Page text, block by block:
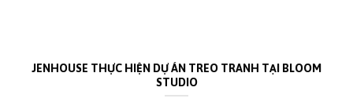
JENHOUSE THỰC HIỆN DỰ ÁN TREO TRANH TẠI BLOOM
STUDIO